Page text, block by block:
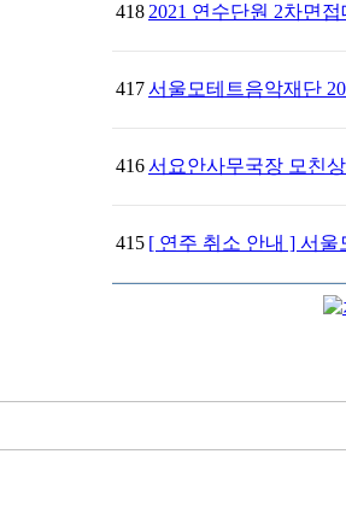
418 2021 연수단원 2차면
417서울모테트음악재단
416서요안사무국장 모친상
415 [ 연주 취소 안내 ] 서